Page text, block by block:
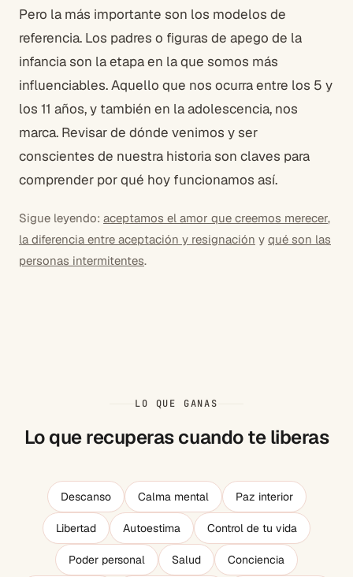
Pero la más importante son los modelos de
referencia. Los padres o figuras de apego de la
infancia son la etapa en la que somos más
influenciables. Aquello que nos ocurra entre los 5 y
los 11 años, y también en la adolescencia, nos
marca. Revisar de dónde venimos y ser
conscientes de nuestra historia son claves para
comprender por qué hoy funcionamos así.
Sigue leyendo: aceptamos el amor que creemos merecer,
la diferencia entre aceptación y resignación y qué son las
personas intermitentes.
LO QUE GANAS
Lo que recuperas cuando te liberas
Descanso Calma mental Paz interior
Libertad Autoestima Control de tu vida
Poder personal Salud Conciencia